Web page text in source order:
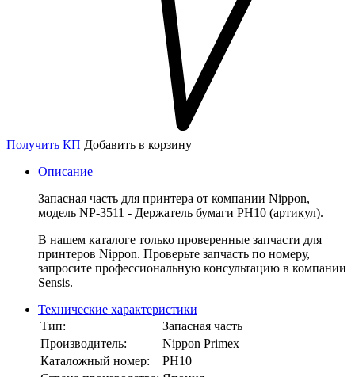
Получить КП Добавить в корзину
Описание
Запасная часть для принтера от компании Nippon,
модель NP-3511 - Держатель бумаги PH10 (артикул).
В нашем каталоге только проверенные запчасти для
принтеров Nippon. Проверьте запчасть по номеру,
запросите профессиональную консультацию в компании
Sensis.
Технические характеристики
Тип:
Запасная часть
Производитель:
Nippon Primex
Каталожный номер:
PH10